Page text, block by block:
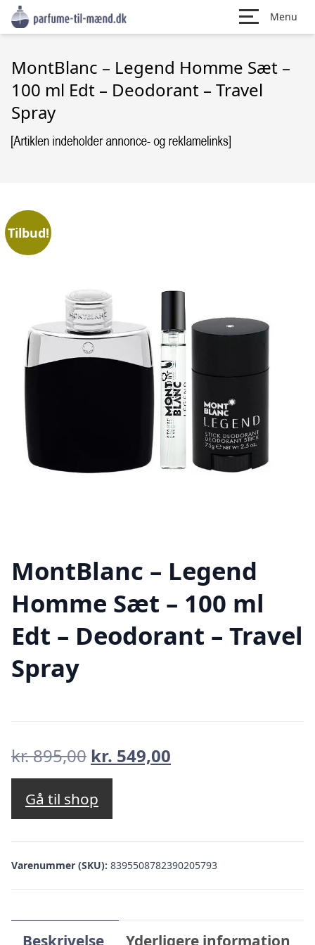
Menu
MontBlanc – Legend Homme Sæt –
100 ml Edt – Deodorant – Travel
Spray
Tilbud!
MontBlanc – Legend
Homme Sæt – 100 ml
Edt – Deodorant – Travel
Spray
kr.895,00 Den
oprindelige
pris
var:
kr. 895,00.
kr. 549,00
kr. 549,00.
Gå til shop
Varenummer (SKU): 8395508782390205793
Beskrivelse Yderligere information